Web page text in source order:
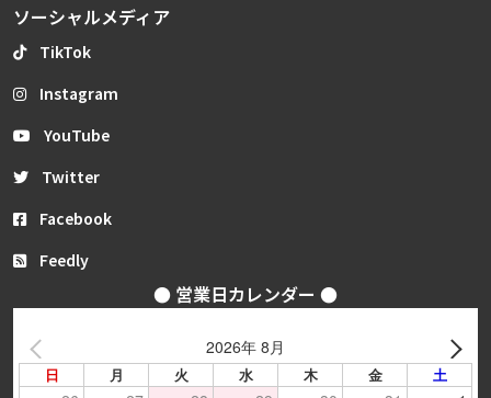
ソーシャルメディア
TikTok
Instagram
YouTube
Twitter
Facebook
Feedly
● 営業日カレンダー ●
2026年 8月
日 月 火 水 木 金 土